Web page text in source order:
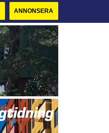
ANNONSERA